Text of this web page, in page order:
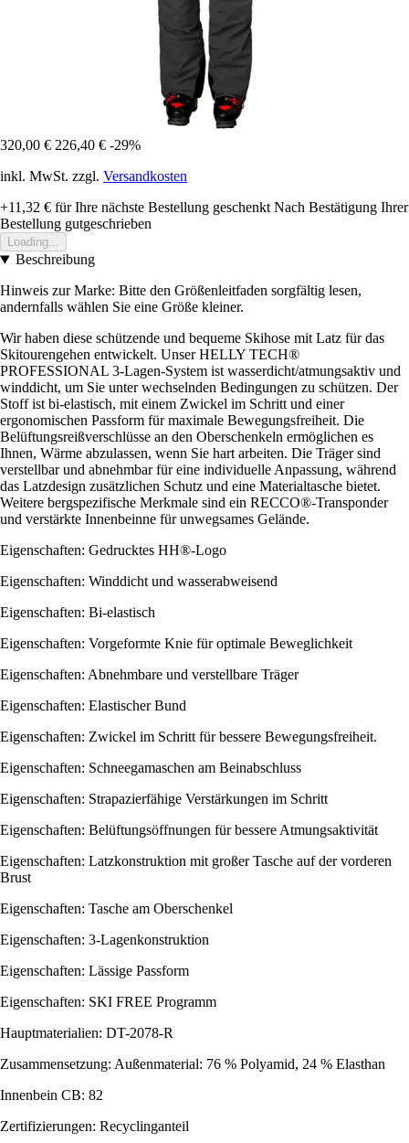
320,00 € 226,40 € -29%
inkl. MwSt. zzgl. Versandkosten
+11,32 € für Ihre nächste Bestellung geschenkt Nach Bestätigung Ihrer
Bestellung gutgeschrieben
Loading...
Beschreibung
Hinweis zur Marke: Bitte den Größenleitfaden sorgfältig lesen,
andernfalls wählen Sie eine Größe kleiner.
Wir haben diese schützende und bequeme Skihose mit Latz für das
Skitourengehen entwickelt. Unser HELLY TECH®
PROFESSIONAL 3-Lagen-System ist wasserdicht/atmungsaktiv und
winddicht, um Sie unter wechselnden Bedingungen zu schützen. Der
Stoff ist bi-elastisch, mit einem Zwickel im Schritt und einer
ergonomischen Passform für maximale Bewegungsfreiheit. Die
Belüftungsreißverschlüsse an den Oberschenkeln ermöglichen es
Ihnen, Wärme abzulassen, wenn Sie hart arbeiten. Die Träger sind
verstellbar und abnehmbar für eine individuelle Anpassung, während
das Latzdesign zusätzlichen Schutz und eine Materialtasche bietet.
Weitere bergspezifische Merkmale sind ein RECCO®-Transponder
und verstärkte Innenbeinne für unwegsames Gelände.
Eigenschaften: Gedrucktes HH®-Logo
Eigenschaften: Winddicht und wasserabweisend
Eigenschaften: Bi-elastisch
Eigenschaften: Vorgeformte Knie für optimale Beweglichkeit
Eigenschaften: Abnehmbare und verstellbare Träger
Eigenschaften: Elastischer Bund
Eigenschaften: Zwickel im Schritt für bessere Bewegungsfreiheit.
Eigenschaften: Schneegamaschen am Beinabschluss
Eigenschaften: Strapazierfähige Verstärkungen im Schritt
Eigenschaften: Belüftungsöffnungen für bessere Atmungsaktivität
Eigenschaften: Latzkonstruktion mit großer Tasche auf der vorderen
Brust
Eigenschaften: Tasche am Oberschenkel
Eigenschaften: 3-Lagenkonstruktion
Eigenschaften: Lässige Passform
Eigenschaften: SKI FREE Programm
Hauptmaterialien: DT-2078-R
Zusammensetzung: Außenmaterial: 76 % Polyamid, 24 % Elasthan
Innenbein CB: 82
Zertifizierungen: Recyclinganteil